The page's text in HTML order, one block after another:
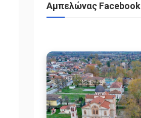
Αμπελώνας Facebook